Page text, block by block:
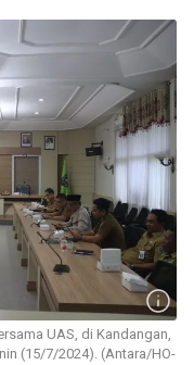
UAS, di Kandangan,
(15/7/2024). (Antara/HO-